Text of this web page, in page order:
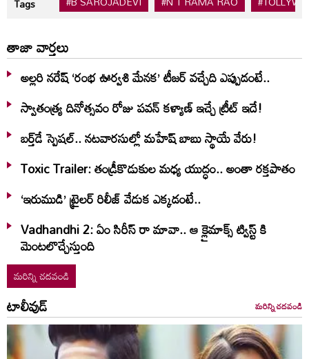
Tags
తాజా వార్తలు
అల్లరి నరేష్ ‘రంభ ఊర్వశి మేనక’ టీజర్ వచ్చేది ఎప్పుడంటే..
స్వాతంత్య్ర దినోత్సవం రోజు పవన్ కళ్యాణ్ ఇచ్చే ట్రీట్ ఇదే!
బర్త్‌‌డే స్పెషల్.. నటవారసుల్లో మహేష్ బాబు స్థాయే వేరు!
Toxic Trailer: తండ్రీకొడుకుల మధ్య యుద్ధం.. అంతా రక్తపాతం
‘ఇరుముడి’ ట్రైలర్ రిలీజ్ వేడుక ఎక్కడంటే..
Vadhandhi 2: ఏం సిరీస్ రా మావా.. ఆ క్లైమాక్స్ ట్విస్ట్ కి
మెంటలొచ్చేస్తుంది
మరిన్ని చదవండి
టాలీవుడ్ మరిన్ని చదవండి